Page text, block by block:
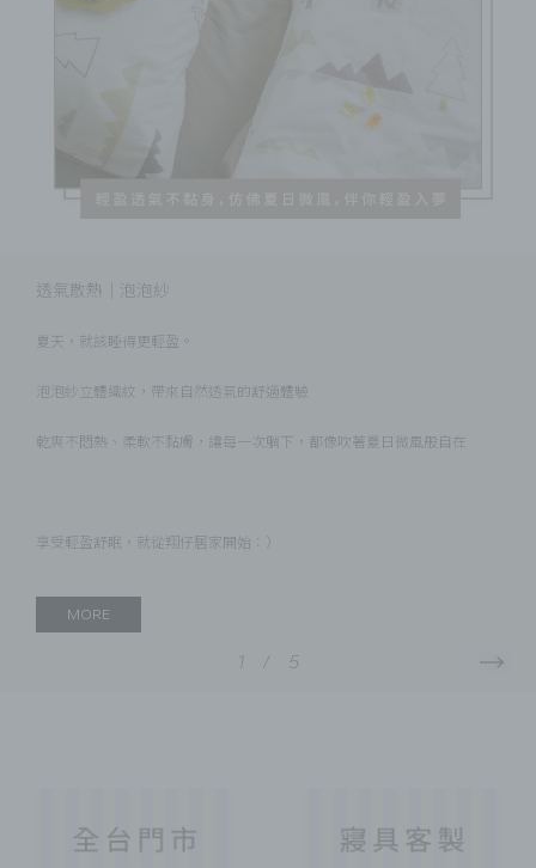
透氣散熱｜泡泡紗
夏天，就該睡得更輕盈。
泡泡紗立體織紋，帶來自然透氣的舒適體驗
乾爽不悶熱、柔軟不黏膚，讓每一次躺下，都像吹著夏日微風般自在
享受輕盈舒眠，就從翔仔居家開始：）
MORE
1 / 5